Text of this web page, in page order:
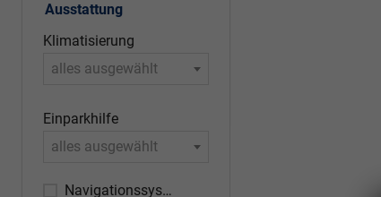
Ausstattung
Klimatisierung
alles ausgewählt
Einparkhilfe
alles ausgewählt
Navigationssystem